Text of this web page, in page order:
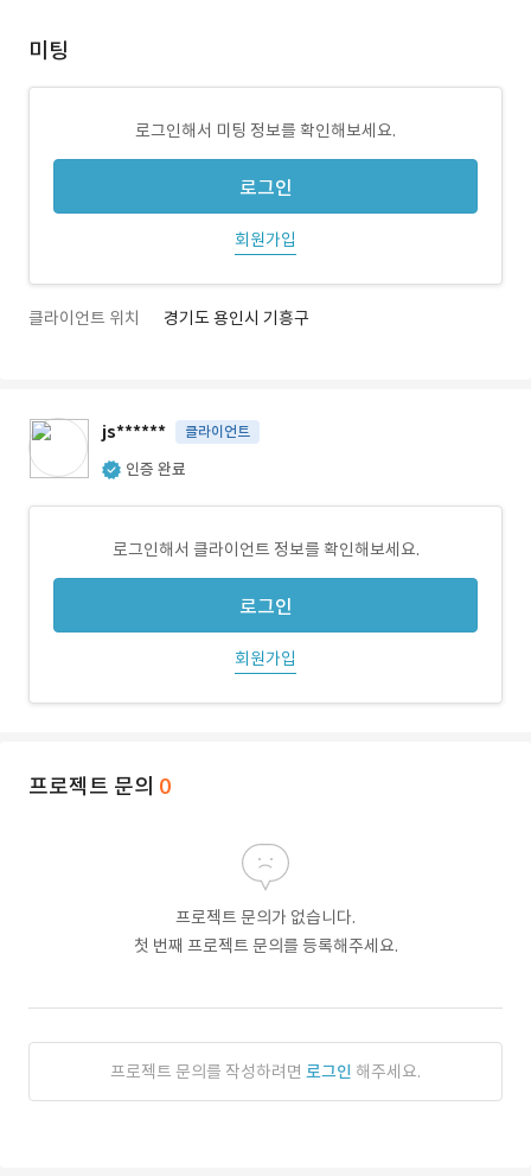
미팅
로그인해서 미팅 정보를 확인해보세요.
로그인
회원가입
클라이언트 위치 경기도 용인시 기흥구
js****** 클라이언트
인증 완료
로그인해서 클라이언트 정보를 확인해보세요.
로그인
회원가입
프로젝트 문의 0
프로젝트 문의가 없습니다.
첫 번째 프로젝트 문의를 등록해주세요.
프로젝트 문의를 작성하려면 로그인 해주세요.